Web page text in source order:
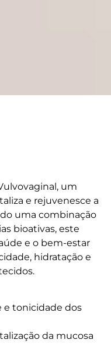
um
e rejuvenesce a
uma combinação
bioativas, este
e o bem-estar
hidratação e
e tonicidade dos
da mucosa